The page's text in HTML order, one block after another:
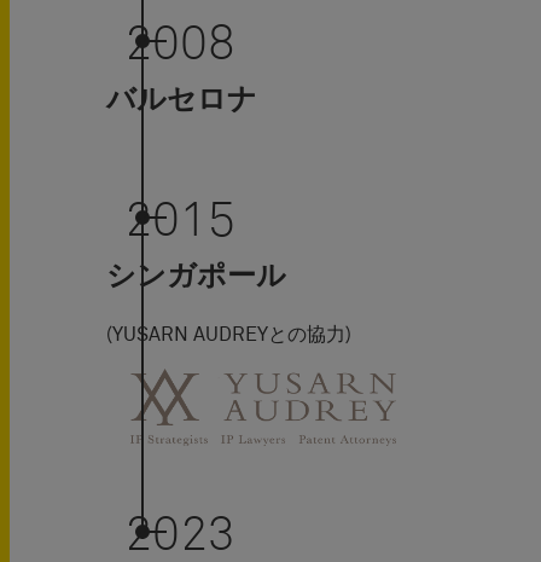
2008
バルセロナ
2015
シンガポール
(YUSARN AUDREYとの協力)
2023